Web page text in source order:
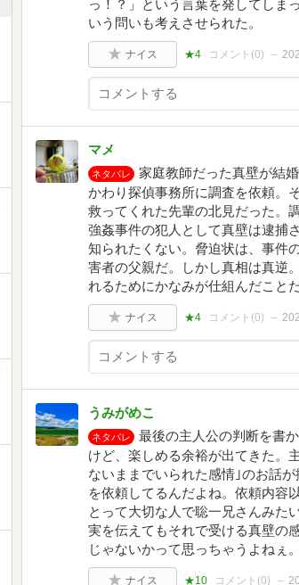
っ！？」という言葉を発してしま
いう問いも考えさせられた。
ナイス ★4 コメント(0)
マメ
ネタバレ
家庭教師だった真壁が結
かわり探偵事務所に調査を依頼。
救ってくれた先輩の北見だった。
強姦事件の犯人として真壁は逮捕
知られたくない。脅迫状は、事件
害者の父親だ。しかし真相は真逆
れるためにかなみが仕組んだこと
ナイス ★4 コメント(0)
うみがめこ
ネタバレ
最後の主人公の判断を書
けど、楽しめる余裕が出てきた。
ないままでいられた感情｣のお話
を依頼してるんだよね。依頼内容
とって大切な人で聡一兄さんみた
実を伝えてもそれで受ける真壁の
じゃないかって思っちゃうよねぇ。
ナイス ★10 コメント(0)